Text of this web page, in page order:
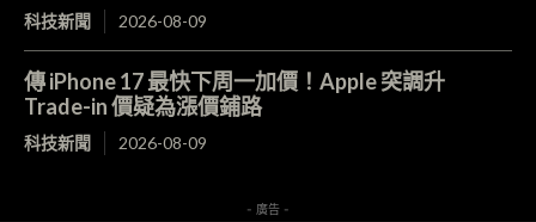
科技新聞 2026-08-09
傳 iPhone 17 最快下周一加價！Apple 突調升
Trade-in 價疑為漲價鋪路
科技新聞 2026-08-09
- 廣告 -